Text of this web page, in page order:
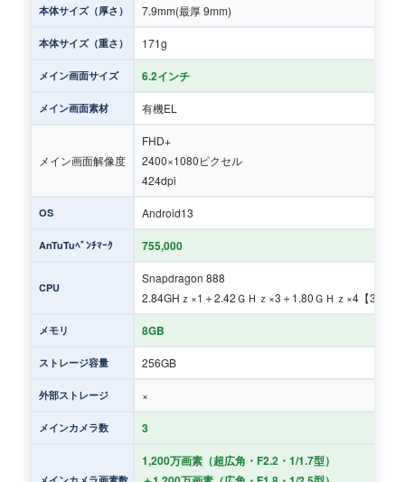
本体サイズ（厚さ） 7.9mm(最厚 9mm)
本体サイズ（重さ） 171g
メイン画面サイズ 6.2インチ
メイン画面素材 有機EL
メイン画面解像度
FHD+
2400×1080ピクセル
424dpi
OS Android13
AnTuTuﾍﾞﾝﾁﾏｰｸ 755,000
CPU
Snapdragon 888
2.84GHｚ×1＋2.42ＧＨｚ×3＋1.80ＧＨｚ×4【3691】
メモリ 8GB
ストレージ容量 256GB
外部ストレージ ×
メインカメラ数 3
1,200万画素（超広角・F2.2・1/1.7型）